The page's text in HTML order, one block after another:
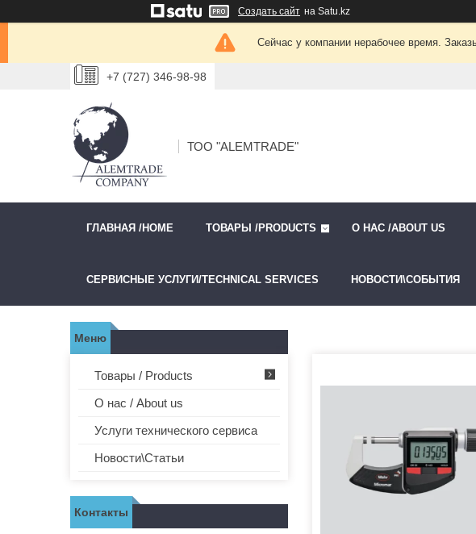
Создать сайт на Satu.kz
Сейчас у компании нерабочее время.
+7 (727) 346-98-98
ТОО "ALEMTRADE"
ГЛАВНАЯ /HOME ТОВАРЫ /PRODUCTS О НАС /ABOUT US
СЕРВИСНЫЕ УСЛУГИ/TECHNICAL SERVICES НОВОСТИ\СОБЫТИЯ
Товары / Products
О нас / About us
Услуги технического сервиса
Новости\Статьи
Контакты